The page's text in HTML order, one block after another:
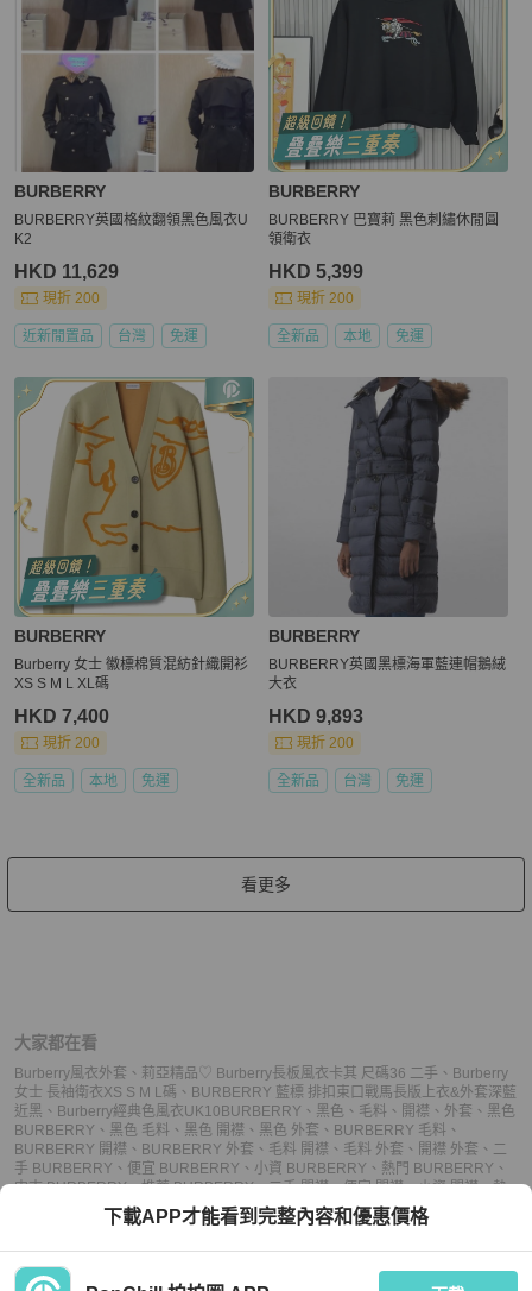
BURBERRY
BURBERRY英國格紋翻領黑色風衣U
K2
HKD 11,629
現折 200
近新閒置品 台灣 免運
BURBERRY
BURBERRY 巴寶莉 黑色刺繡休閒圓
領衛衣
HKD 5,399
現折 200
全新品 本地 免運
BURBERRY
Burberry 女士 徽標棉質混紡針織開衫
XS S M L XL碼
HKD 7,400
現折 200
全新品 本地 免運
BURBERRY
BURBERRY英國黑標海軍藍連帽鵝絨
大衣
HKD 9,893
現折 200
全新品 台灣 免運
看更多
大家都在看
Burberry風衣外套 、 莉亞精品♡ Burberry長板風衣卡其 尺碼36 二手 、 Burberry
女士 長袖衛衣XS S M L碼 、 BURBERRY 藍標 排扣束口戰馬長版上衣&外套深藍
近黑 、 Burberry經典色風衣UK10BURBERRY 、 黑色 、 毛料 、 開襟 、 外套 、 黑色
BURBERRY 、 黑色 毛料 、 黑色 開襟 、 黑色 外套 、 BURBERRY 毛料 、
BURBERRY 開襟 、 BURBERRY 外套 、 毛料 開襟 、 毛料 外套 、 開襟 外套 、 二
手 BURBERRY 、 便宜 BURBERRY 、 小資 BURBERRY 、 熱門 BURBERRY 、
中古 BURBERRY、推薦 BURBERRY、二手 開襟、便宜 開襟、小資 開襟、熱
中古 開襟、推薦 開襟、二手 外套、 便宜 外套、小資 外套
、 推薦 外套
下載APP才能看到完整內容和優惠價格